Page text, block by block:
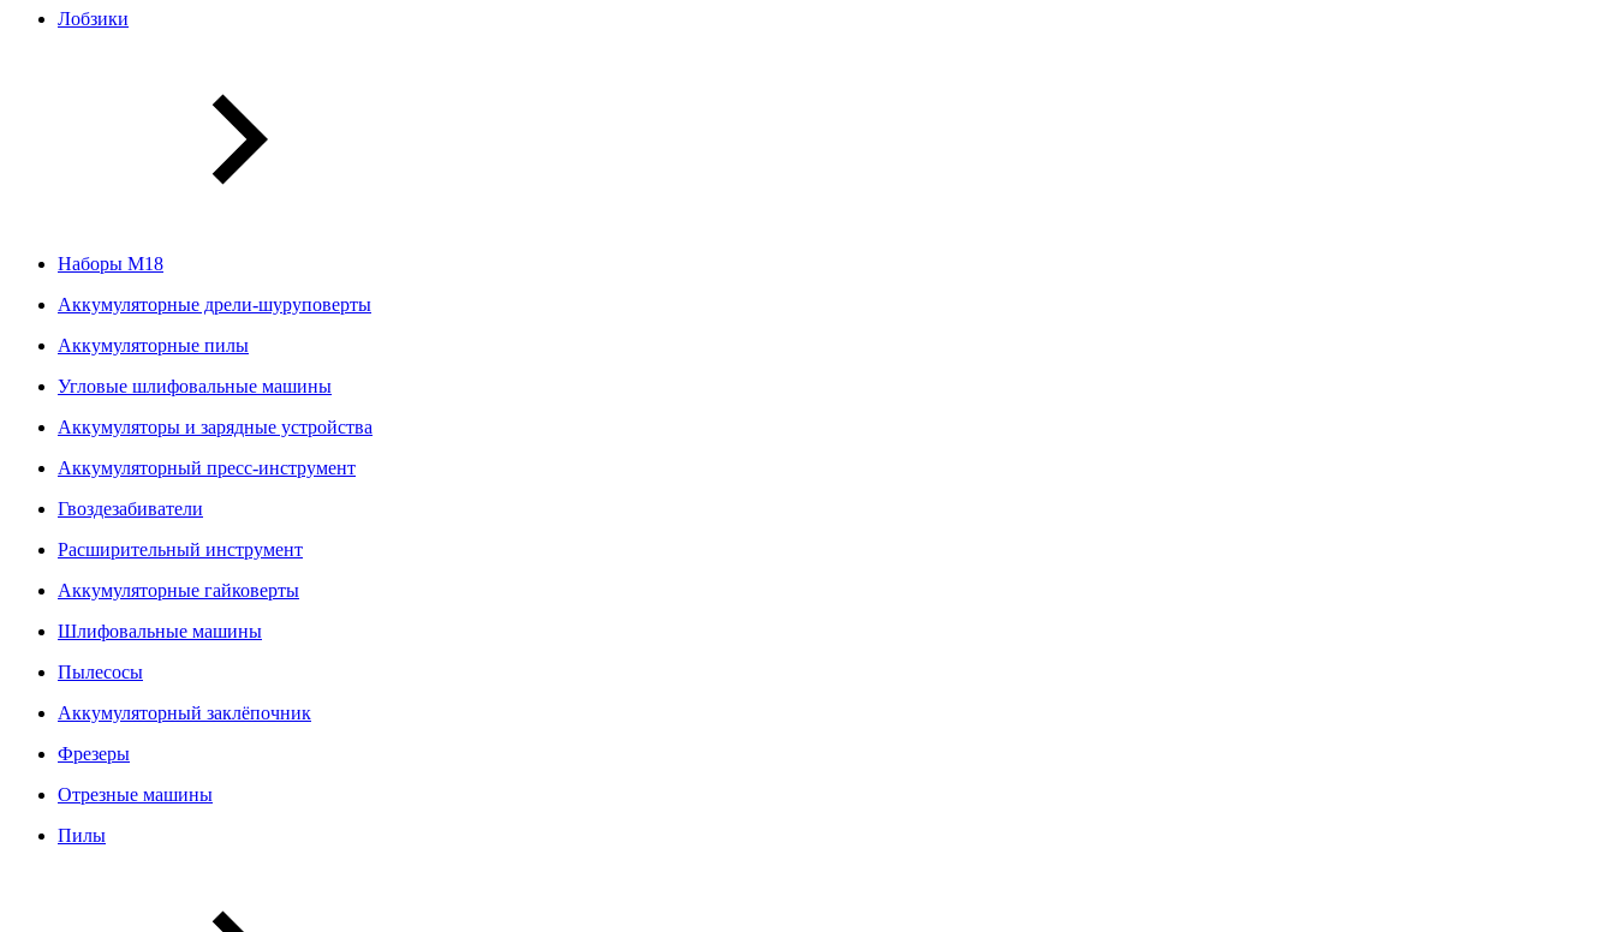
Лобзики
Наборы М18
Аккумуляторные дрели-шуруповерты
Аккумуляторные пилы
Угловые шлифовальные машины
Аккумуляторы и зарядные устройства
Аккумуляторный пресс-инструмент
Гвоздезабиватели
Расширительный инструмент
Аккумуляторные гайковерты
Шлифовальные машины
Пылесосы
Аккумуляторный заклёпочник
Фрезеры
Отрезные машины
Пилы